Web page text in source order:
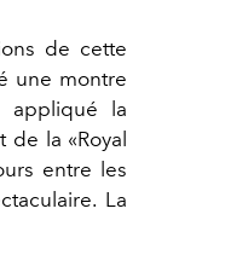
de cette
une montre
appliqué la
la «Royal
entre les
La